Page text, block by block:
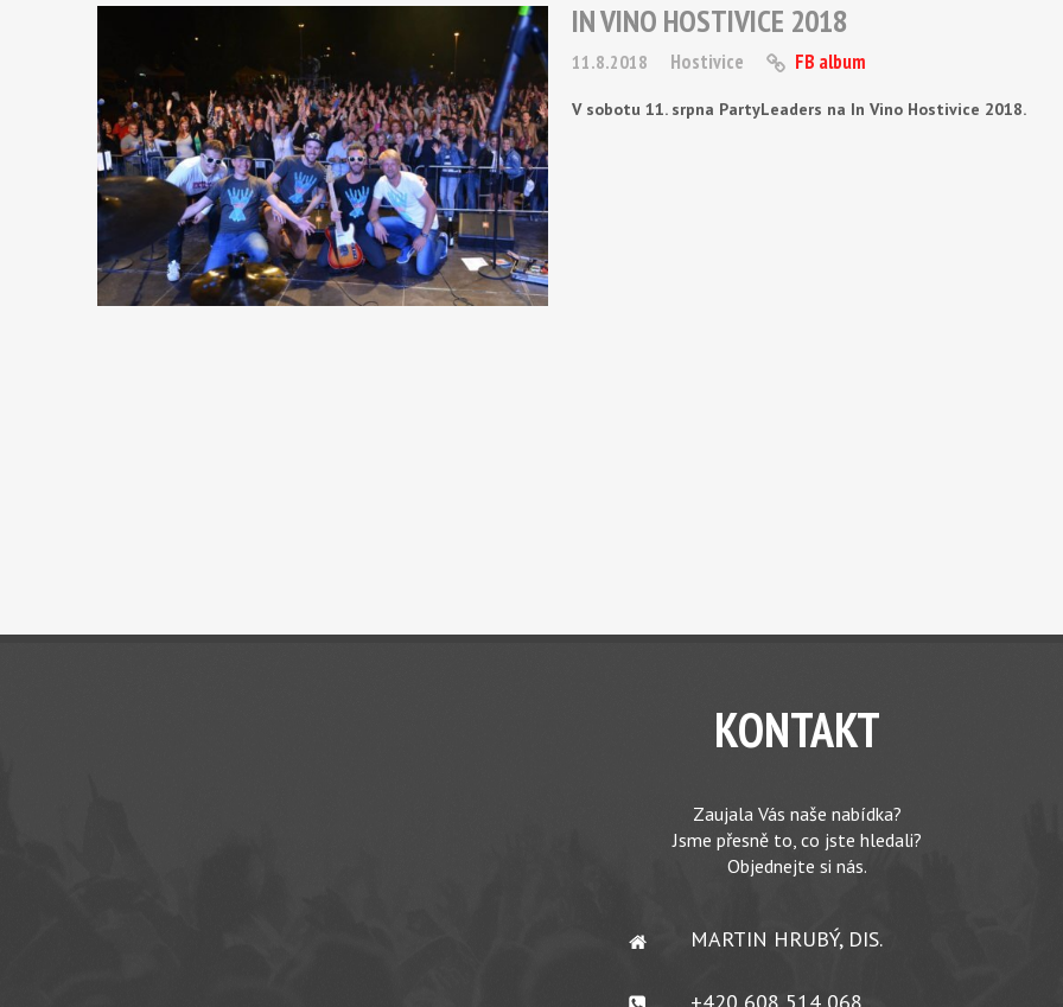
IN VINO HOSTIVICE 2018
11.8.2018 Hostivice FB album
V sobotu 11. srpna PartyLeaders na In Vino Hostivice 2018.
KONTAKT
Zaujala Vás naše nabídka?
Jsme přesně to, co jste hledali?
Objednejte si nás.
MARTIN HRUBÝ, DIS.
+420 608 514 068